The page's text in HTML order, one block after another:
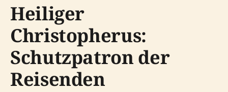
Heiliger
Christopherus:
Schutzpatron der
Reisenden